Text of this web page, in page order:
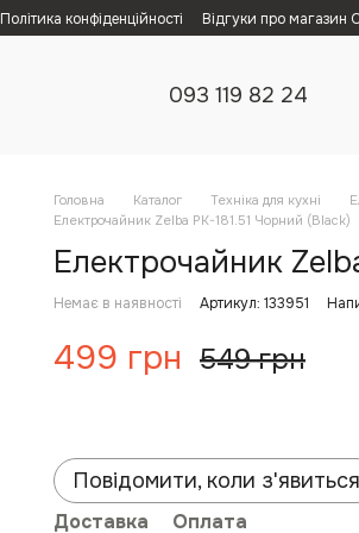
Політика конфіденційності Відгуки про магазин
093 119 82 24
Головна Каталог Техніка для кухні
Електрочайник Zelba PK-181.51 Чорний (Black)
Електрочайник
Немає в наявності Артикул: 133951
499 грн 549 грн
Повідомити, коли з'явиться
Доставка Оплата